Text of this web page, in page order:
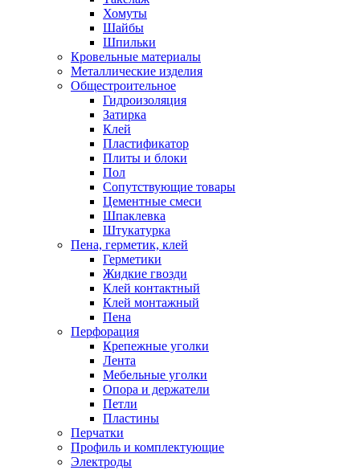
Хомуты
Шайбы
Шпильки
Кровельные материалы
Металлические изделия
Общестроительное
Гидроизоляция
Затирка
Клей
Пластификатор
Плиты и блоки
Пол
Сопутствующие товары
Цементные смеси
Шпаклевка
Штукатурка
Пена, герметик, клей
Герметики
Жидкие гвозди
Клей контактный
Клей монтажный
Пена
Перфорация
Крепежные уголки
Лента
Мебельные уголки
Опора и держатели
Петли
Пластины
Перчатки
Профиль и комплектующие
Электроды